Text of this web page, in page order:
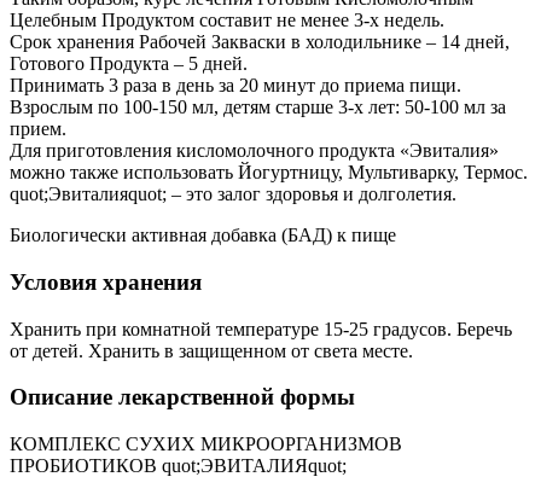
Целебным Продуктом составит не менее 3-х недель.
Срок хранения Рабочей Закваски в холодильнике – 14 дней,
Готового Продукта – 5 дней.
Принимать 3 раза в день за 20 минут до приема пищи.
Взрослым по 100-150 мл, детям старше 3-х лет: 50-100 мл за
прием.
Для приготовления кисломолочного продукта «Эвиталия»
можно также использовать Йогуртницу, Мультиварку, Термос.
quot;Эвиталияquot; – это залог здоровья и долголетия.
Биологически активная добавка (БАД) к пище
Условия хранения
Хранить при комнатной температуре 15-25 градусов. Беречь
от детей. Хранить в защищенном от света месте.
Описание лекарственной формы
КОМПЛЕКС СУХИХ МИКРООРГАНИЗМОВ
ПРОБИОТИКОВ quot;ЭВИТАЛИЯquot;